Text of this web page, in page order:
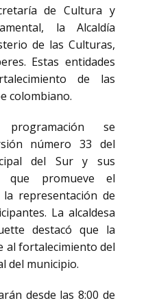
de Cultura y
la Alcaldía
de las Culturas,
Estas entidades
de las
colombiano.
se
número 33 del
del Sur y sus
que promueve el
representación de
La alcaldesa
destacó que la
al fortalecimiento del
del municipio.
desde las 8:00 de